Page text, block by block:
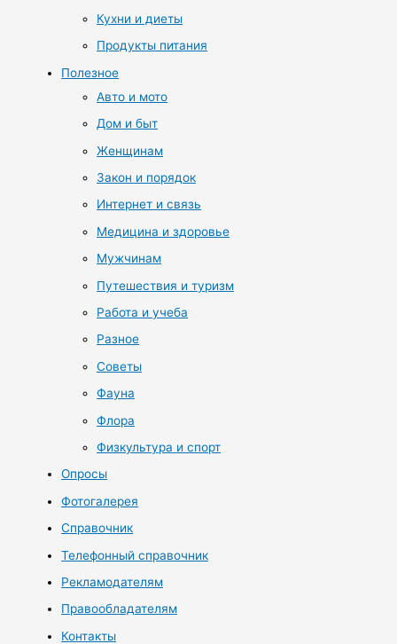
Кухни и диеты
Продукты питания
Полезное
Авто и мото
Дом и быт
Женщинам
Закон и порядок
Интернет и связь
Медицина и здоровье
Мужчинам
Путешествия и туризм
Работа и учеба
Разное
Советы
Фауна
Флора
Физкультура и спорт
Опросы
Фотогалерея
Справочник
Телефонный справочник
Рекламодателям
Правообладателям
Контакты